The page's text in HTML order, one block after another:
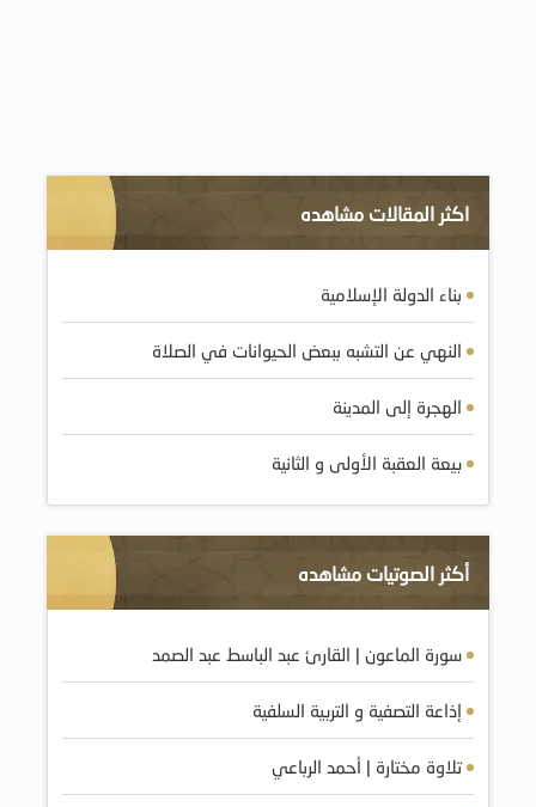
اكثر المقالات مشاهده
بناء الدولة الإسلامية
النهي عن التشبه ببعض الحيوانات في الصلاة
الهجرة إلى المدينة
بيعة العقبة الأولى و الثانية
أكثر الصوتيات مشاهده
سورة الماعون | القارئ عبد الباسط عبد الصمد
إذاعة التصفية و التربية السلفية
تلاوة مختارة | أحمد الرباعي